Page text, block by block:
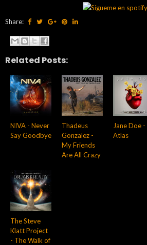
Share:
Related Posts:
NIVA - Never
Say Goodbye
Thadeus
Gonzalez -
My Friends
Are All Crazy
Jane Doe -
Atlas
The Steve
Klatt Project
- The Walk of